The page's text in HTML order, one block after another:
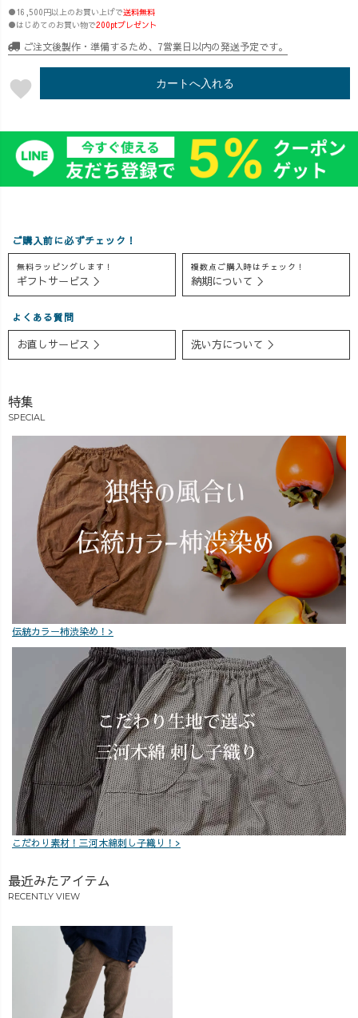
●16,500円以上のお買い上げで送料無料
●はじめてのお買い物で200ptプレゼント
ご注文後製作・準備するため、7営業日以内の発送予定です。
favorite カートへ入れる
ご購入前に必ずチェック！
無料ラッピングします！
ギフトサービス ＞
複数点ご購入時はチェック！
納期について ＞
よくある質問
お直しサービス ＞ 洗い方について ＞
特集
SPECIAL
伝統カラー柿渋染め！>
こだわり素材！三河木綿刺し子織り！>
最近みたアイテム
RECENTLY VIEW